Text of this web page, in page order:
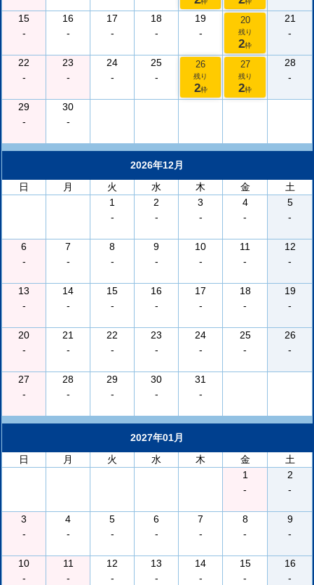
15
-
16
-
17
-
18
-
19
-
20
残り
2枠
21
-
22
-
23
-
24
-
25
-
26
残り
2枠
27
残り
2枠
28
-
29
-
30
-
2026年12月
日
月 火 水 木 金
土
1
-
2
-
3
-
4
-
5
-
6
-
7
-
8
-
9
-
10
-
11
-
12
-
13
-
14
-
15
-
16
-
17
-
18
-
19
-
20
-
21
-
22
-
23
-
24
-
25
-
26
-
27
-
28
-
29
-
30
-
31
-
2027年01月
日
月 火 水 木 金
土
1
-
2
-
3
-
4
-
5
-
6
-
7
-
8
-
9
-
10
-
11
-
12
-
13
-
14
-
15
-
16
-